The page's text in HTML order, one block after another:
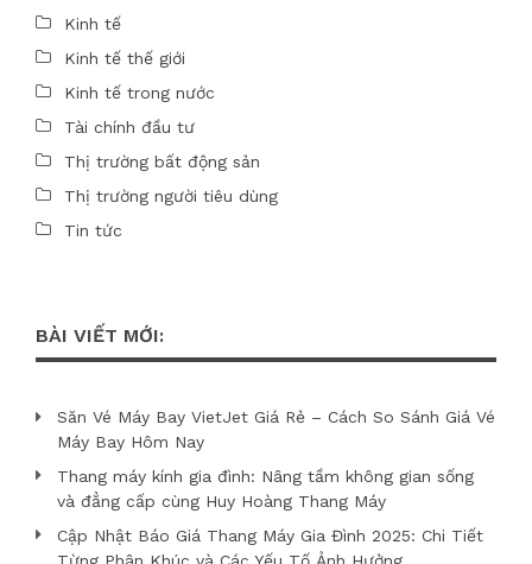
Kinh tế
Kinh tế thế giới
Kinh tế trong nước
Tài chính đầu tư
Thị trường bất động sản
Thị trường người tiêu dùng
Tin tức
BÀI VIẾT MỚI:
Săn Vé Máy Bay VietJet Giá Rẻ – Cách So Sánh Giá Vé
Máy Bay Hôm Nay
Thang máy kính gia đình: Nâng tầm không gian sống
và đẳng cấp cùng Huy Hoàng Thang Máy
Cập Nhật Báo Giá Thang Máy Gia Đình 2025: Chi Tiết